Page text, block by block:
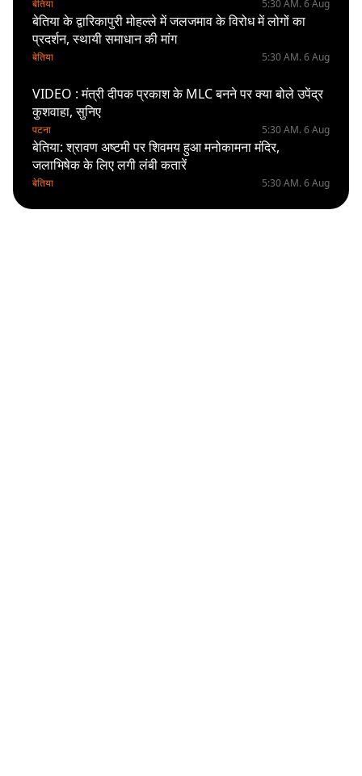
बेतिया 5:30 AM. 6 Aug
बेतिया के द्वारिकापुरी मोहल्ले में जलजमाव के विरोध में लोगों का
प्रदर्शन, स्थायी समाधान की मांग
बेतिया 5:30 AM. 6 Aug
VIDEO : मंत्री दीपक प्रकाश के MLC बनने पर क्या बोले उपेंद्र
कुशवाहा, सुनिए
पटना 5:30 AM. 6 Aug
बेतिया: श्रावण अष्टमी पर शिवमय हुआ मनोकामना मंदिर,
जलाभिषेक के लिए लगी लंबी कतारें
बेतिया 5:30 AM. 6 Aug